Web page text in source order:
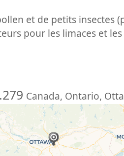
et de petits insectes
pour les limaces et
Canada, Ontario,